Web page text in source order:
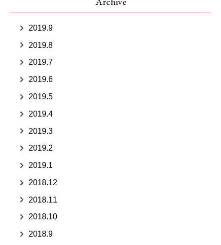
2019.9
2019.8
2019.7
2019.6
2019.5
2019.4
2019.3
2019.2
2019.1
2018.12
2018.11
2018.10
2018.9